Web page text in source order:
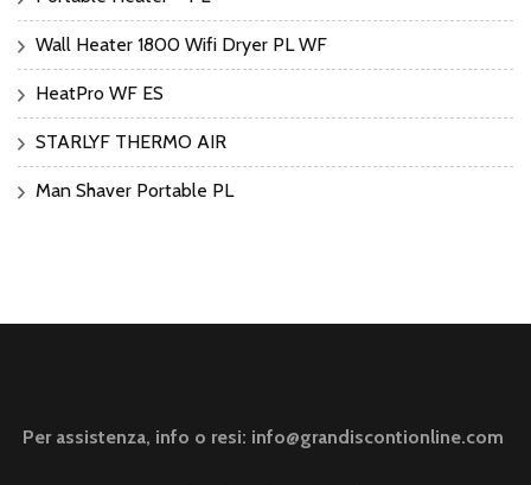
Wall Heater 1800 Wifi Dryer PL WF
HeatPro WF ES
STARLYF THERMO AIR
Man Shaver Portable PL
Per assistenza, info o resi: info@grandiscontionline.com